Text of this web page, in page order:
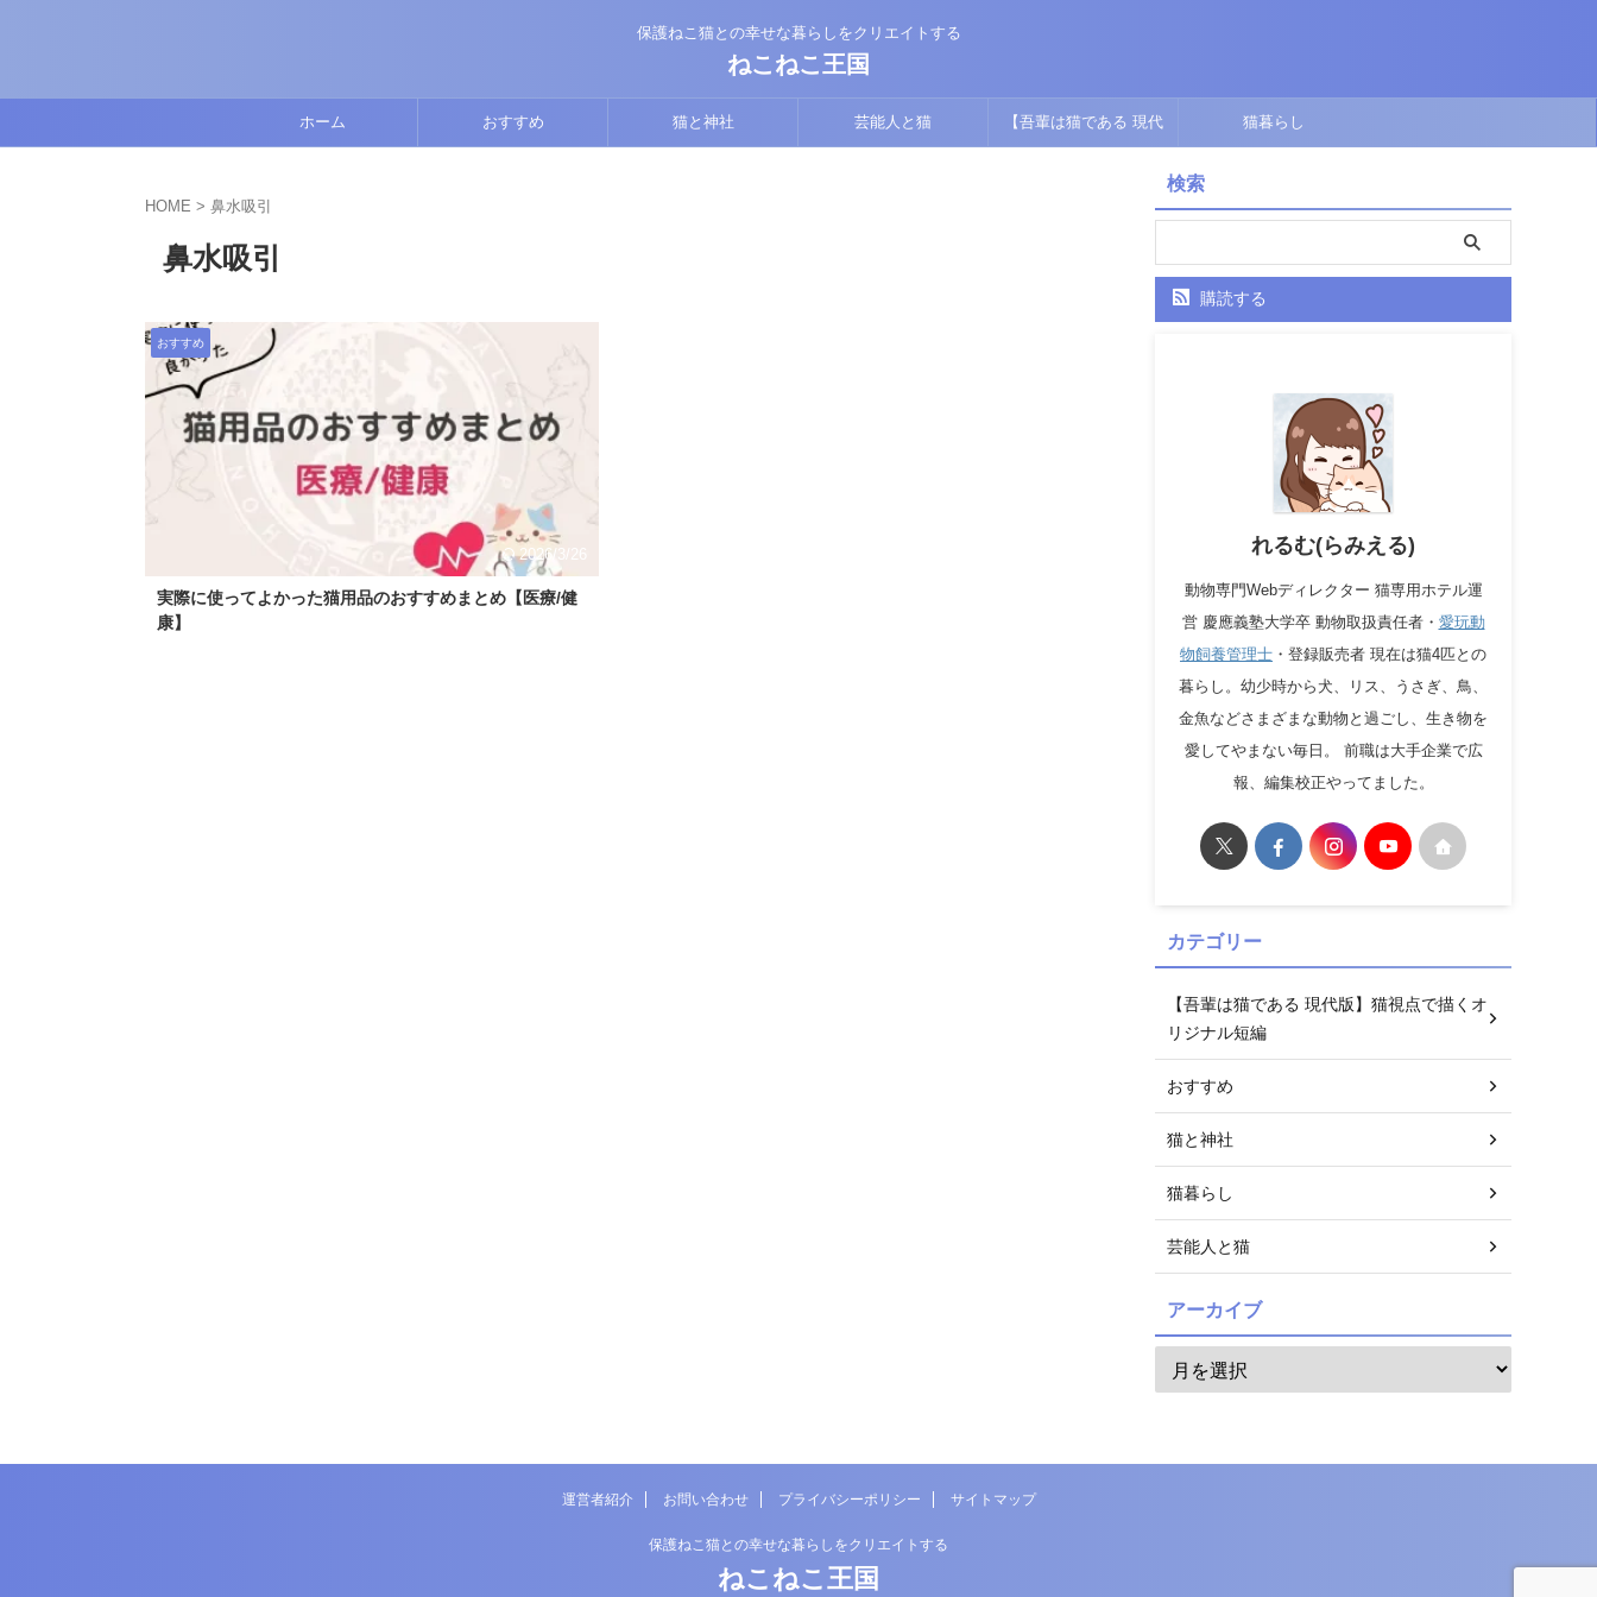
保護ねこ猫との幸せな暮らしをクリエイトする
ねこねこ王国
ホーム おすすめ 猫と神社 芸能人と猫 【吾輩は猫である 現代
版】猫視点で描くオリジナ
猫暮らし
HOME > 鼻水吸引
鼻水吸引
おすすめ
2026/3/26
実際に使ってよかった猫用品のおすすめまとめ【医療/健
康】
検索
購読する
れるむ(らみえる)
動物専門Webディレクター 猫専用ホテル運
営 慶應義塾大学卒 動物取扱責任者・ 愛玩動
物飼養管理士 ・登録販売者 現在は猫4匹との
暮らし。幼少時から犬、リス、うさぎ、鳥、
金魚などさまざまな動物と過ごし、生き物を
愛してやまない毎日。 前職は大手企業で広
報、編集校正やってました。
カテゴリー
【吾輩は猫である 現代版】猫視点で描くオ
リジナル短編
おすすめ
猫と神社
猫暮らし
芸能人と猫
アーカイブ
運営者紹介 お問い合わせ プライバシーポリシー サイトマップ
保護ねこ猫との幸せな暮らしをクリエイトする
ねこねこ王国